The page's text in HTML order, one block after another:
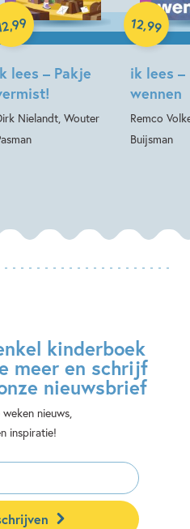
lees – Pakje
Nielandt, Wouter
,99
Hardcover
ik lees –
wennen
Remco
Buijsman
12,99
Hardcover
kinderboek
meer en schrijf
nieuwsbrief
nieuws,
inspiratie!